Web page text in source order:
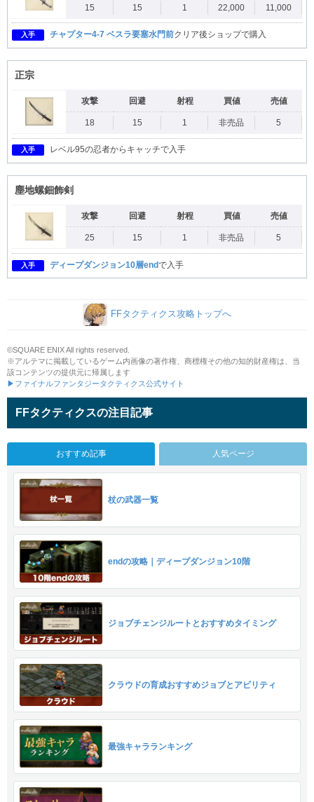
15 15 1 22,000 11,000
入手 チャプター4-7 ベスラ要塞水門前クリア後ショップで購入
正宗
攻撃 回避 射程 買値 売値
18 15 1 非売品 5
入手 レベル95の忍者からキャッチで入手
塵地螺鈿飾剣
攻撃 回避 射程 買値 売値
25 15 1 非売品 5
入手 ディープダンジョン10層endで入手
FFタクティクス攻略トップへ
©SQUARE ENIX All rights reserved.
※アルテマに掲載しているゲーム内画像の著作権、商標権その他の知的財産権は、当
該コンテンツの提供元に帰属します
▶ファイナルファンタジータクティクス公式サイト
FFタクティクスの注目記事
おすすめ記事 人気ページ
杖の武器一覧
endの攻略｜ディープダンジョン10階
ジョブチェンジルートとおすすめタイミング
クラウドの育成おすすめジョブとアビリティ
最強キャラランキング